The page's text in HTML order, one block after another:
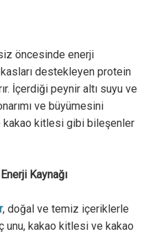
öncesinde enerji
destekleyen protein
İçerdiği peynir altı suyu ve
ve büyümesini
kakao kitlesi gibi bileşenler
Kaynağı
, doğal ve temiz içeriklerle
unu, kakao kitlesi ve kakao